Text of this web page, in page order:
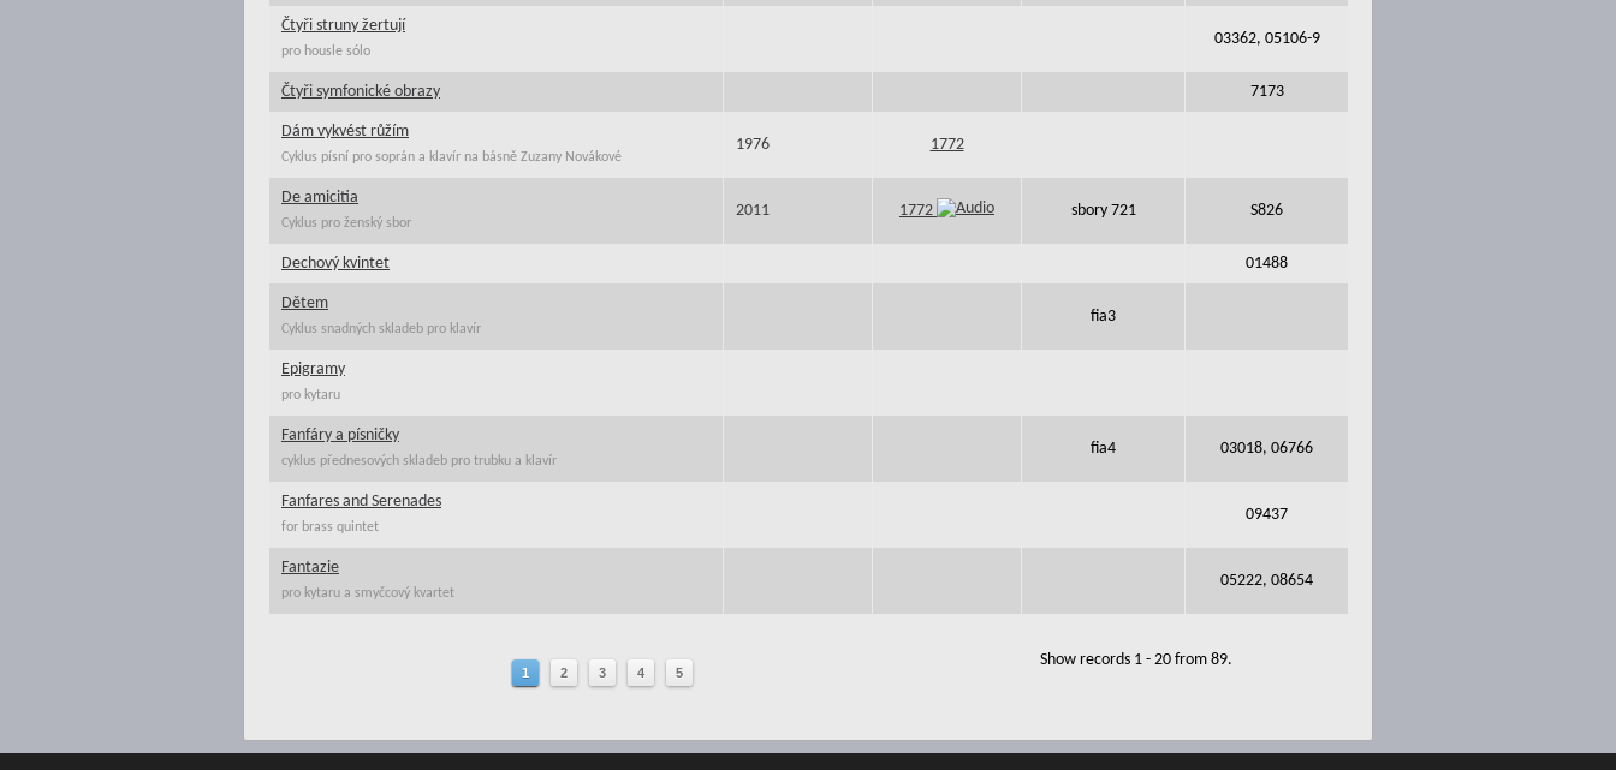
Čtyři struny žertují
pro housle sólo
03362, 05106-9
Čtyři symfonické obrazy 7173
Dám vykvést růžím
Cyklus písní pro soprán a klavír na básně Zuzany Novákové
1976 1772
De amicitia
Cyklus pro ženský sbor
2011 1772 sbory 721 S826
Dechový kvintet 01488
Dětem
Cyklus snadných skladeb pro klavír
fia3
Epigramy
pro kytaru
Fanfáry a písničky
cyklus přednesových skladeb pro trubku a klavír
fia4 03018, 06766
Fanfares and Serenades
for brass quintet
09437
Fantazie
pro kytaru a smyčcový kvartet
05222, 08654
1 2 3 4 5
Show records 1 - 20 from 89.